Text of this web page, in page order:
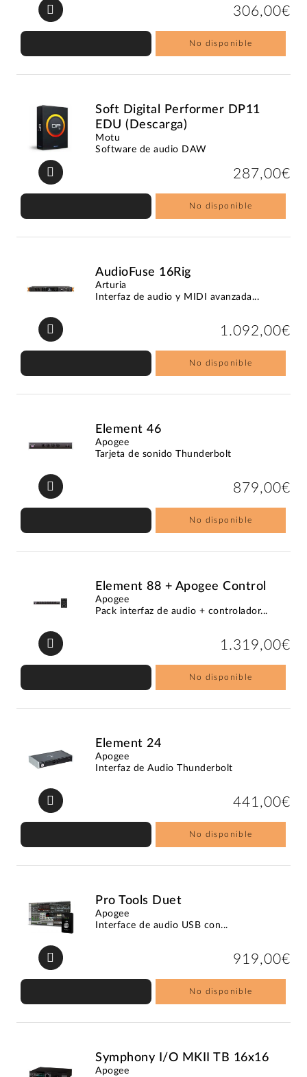
306,00€
No disponible
Soft Digital Performer DP11
EDU (Descarga)
Motu
Software de audio DAW
287,00€
No disponible
AudioFuse 16Rig
Arturia
Interfaz de audio y MIDI avanzada...
1.092,00€
No disponible
Element 46
Apogee
Tarjeta de sonido Thunderbolt
879,00€
No disponible
Element 88 + Apogee Control
Apogee
Pack interfaz de audio + controlador...
1.319,00€
No disponible
Element 24
Apogee
Interfaz de Audio Thunderbolt
441,00€
No disponible
Pro Tools Duet
Apogee
Interface de audio USB con...
919,00€
No disponible
Symphony I/O MKII TB 16x16
Apogee